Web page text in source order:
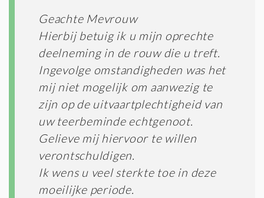
Geachte Mevrouw
Hierbij betuig ik u mijn oprechte
deelneming in de rouw die u treft.
Ingevolge omstandigheden was het
mij niet mogelijk om aanwezig te
zijn op de uitvaartplechtigheid van
uw teerbeminde echtgenoot.
Gelieve mij hiervoor te willen
verontschuldigen.
Ik wens u veel sterkte toe in deze
moeilijke periode.